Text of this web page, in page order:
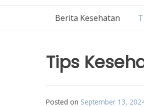
Berita Kesehatan
Tips
Posted on September 13,